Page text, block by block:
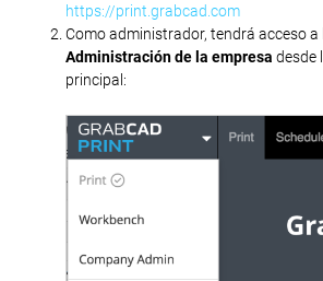
https://print.grabcad.com
Como administrador, tendrá acceso
Administración de la empresa desde
principal: